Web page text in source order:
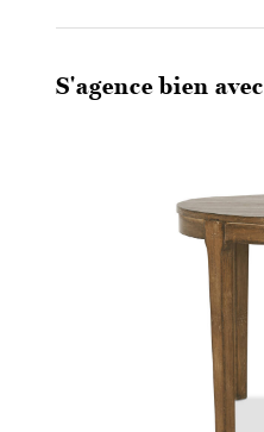
S'agence bien avec